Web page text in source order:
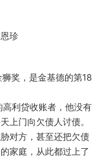
珍
奖，是金基德的第18
利贷收账者，他没有
上门向欠债人讨债。
对方，甚至还把欠债
家庭，从此都过上了